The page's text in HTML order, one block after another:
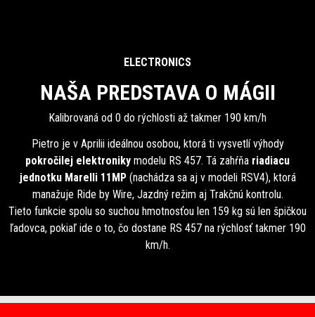
ELECTRONICS
NAŠA PREDSTAVA O MÁGII
Kalibrovaná od 0 do rýchlosti až takmer 190 km/h
Pietro je v Aprilii ideálnou osobou, ktorá ti vysvetlí výhody
pokročilej elektroniky modelu RS 457. Tá zahŕňa riadiacu
jednotku Marelli 11MP(nachádza sa aj v modeli RSV4), ktorá
manažuje Ride by Wire, Jazdný režim aj Trakčnú kontrolu.
Tieto funkcie spolu so suchou hmotnosťou len 159 kg sú len špičkou
ľadovca, pokiaľ ide o to, čo dostane RS 457 na rýchlosť takmer 190
km/h.